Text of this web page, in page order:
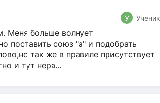
У Ученик
Меня больше волнует
поставить союз "а" и подобрать
так же в правиле присутствует
и тут нера...